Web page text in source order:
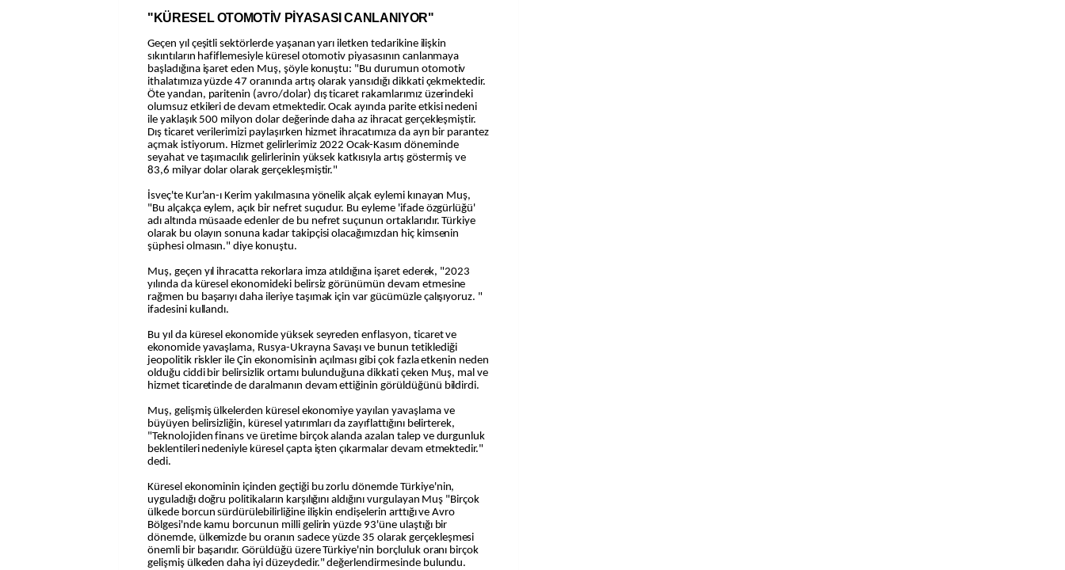
"KÜRESEL OTOMOTİV PİYASASI CANLANIYOR"
Geçen yıl çeşitli sektörlerde yaşanan yarı iletken tedarikine ilişkin
sıkıntıların hafiflemesiyle küresel otomotiv piyasasının canlanmaya
başladığına işaret eden Muş, şöyle konuştu: "Bu durumun otomotiv
ithalatımıza yüzde 47 oranında artış olarak yansıdığı dikkati çekmektedir.
Öte yandan, paritenin (avro/dolar) dış ticaret rakamlarımız üzerindeki
olumsuz etkileri de devam etmektedir. Ocak ayında parite etkisi nedeni
ile yaklaşık 500 milyon dolar değerinde daha az ihracat gerçekleşmiştir.
Dış ticaret verilerimizi paylaşırken hizmet ihracatımıza da ayrı bir parantez
açmak istiyorum. Hizmet gelirlerimiz 2022 Ocak-Kasım döneminde
seyahat ve taşımacılık gelirlerinin yüksek katkısıyla artış göstermiş ve
83,6 milyar dolar olarak gerçekleşmiştir."
İsveç'te Kur'an-ı Kerim yakılmasına yönelik alçak eylemi kınayan Muş,
"Bu alçakça eylem, açık bir nefret suçudur. Bu eyleme 'ifade özgürlüğü'
adı altında müsaade edenler de bu nefret suçunun ortaklarıdır. Türkiye
olarak bu olayın sonuna kadar takipçisi olacağımızdan hiç kimsenin
şüphesi olmasın." diye konuştu.
Muş, geçen yıl ihracatta rekorlara imza atıldığına işaret ederek, "2023
yılında da küresel ekonomideki belirsiz görünümün devam etmesine
rağmen bu başarıyı daha ileriye taşımak için var gücümüzle çalışıyoruz. "
ifadesini kullandı.
Bu yıl da küresel ekonomide yüksek seyreden enflasyon, ticaret ve
ekonomide yavaşlama, Rusya-Ukrayna Savaşı ve bunun tetiklediği
jeopolitik riskler ile Çin ekonomisinin açılması gibi çok fazla etkenin neden
olduğu ciddi bir belirsizlik ortamı bulunduğuna dikkati çeken Muş, mal ve
hizmet ticaretinde de daralmanın devam ettiğinin görüldüğünü bildirdi.
Muş, gelişmiş ülkelerden küresel ekonomiye yayılan yavaşlama ve
büyüyen belirsizliğin, küresel yatırımları da zayıflattığını belirterek,
"Teknolojiden finans ve üretime birçok alanda azalan talep ve durgunluk
beklentileri nedeniyle küresel çapta işten çıkarmalar devam etmektedir."
dedi.
Küresel ekonominin içinden geçtiği bu zorlu dönemde Türkiye'nin,
uyguladığı doğru politikaların karşılığını aldığını vurgulayan Muş "Birçok
ülkede borcun sürdürülebilirliğine ilişkin endişelerin arttığı ve Avro
Bölgesi'nde kamu borcunun milli gelirin yüzde 93'üne ulaştığı bir
dönemde, ülkemizde bu oranın sadece yüzde 35 olarak gerçekleşmesi
önemli bir başarıdır. Görüldüğü üzere Türkiye'nin borçluluk oranı birçok
gelişmiş ülkeden daha iyi düzeydedir." değerlendirmesinde bulundu.